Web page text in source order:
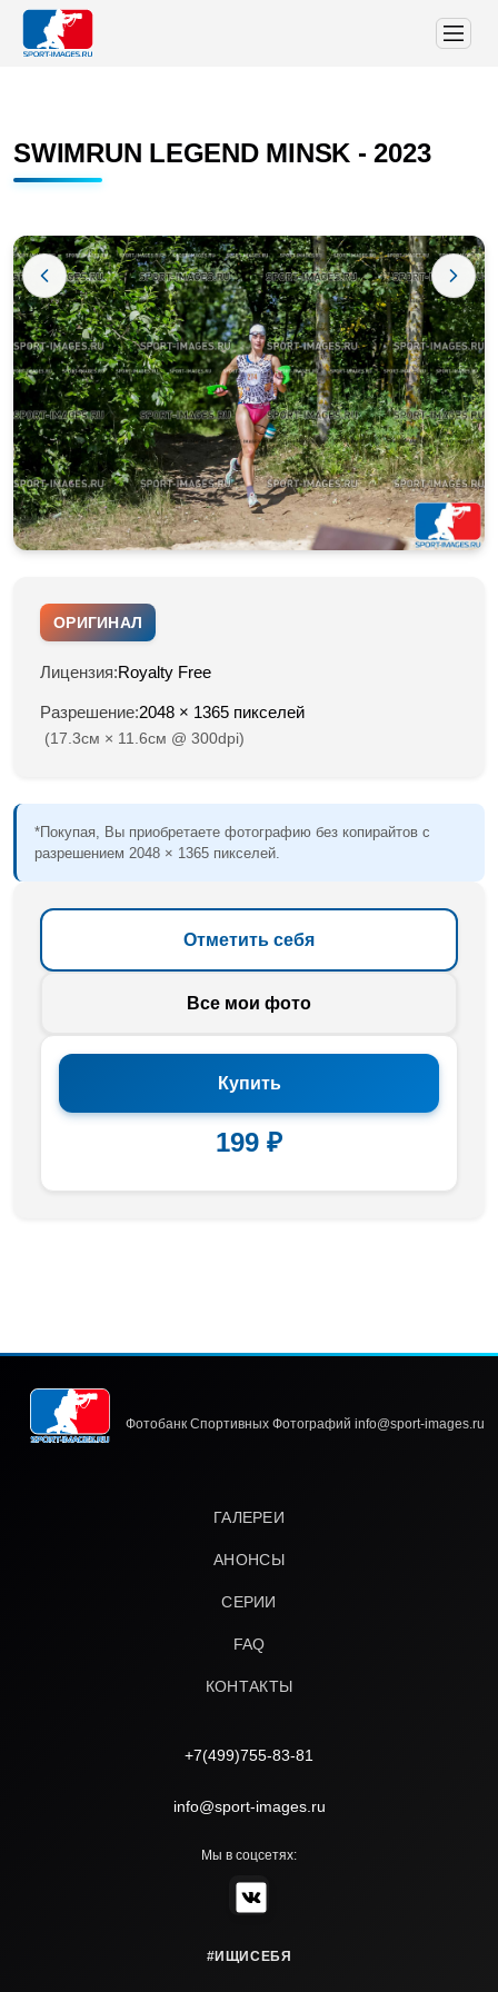
SWIMRUN LEGEND MINSK - 2023
ОРИГИНАЛ
Лицензия:Royalty Free
Разрешение:2048 × 1365 пикселей
(17.3см × 11.6см @ 300dpi)
*Покупая, Вы приобретаете фотографию без копирайтов с
разрешением 2048 × 1365 пикселей.
Отметить себя
Все мои фото
Купить
199 ₽
Фотобанк Спортивных Фотографий info@sport-images.ru
ГАЛЕРЕИ
АНОНСЫ
СЕРИИ
FAQ
КОНТАКТЫ
+7(499)755-83-81
info@sport-images.ru
Мы в соцсетях:
#ИЩИСЕБЯ